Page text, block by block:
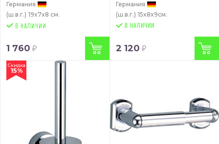
Германия
(ш.в.г.) 19x7x8 см.
1 760
Германия
(ш.в.г.) 15x8x9см.
В НАЛИЧИИ
2 120
Скидка
15%